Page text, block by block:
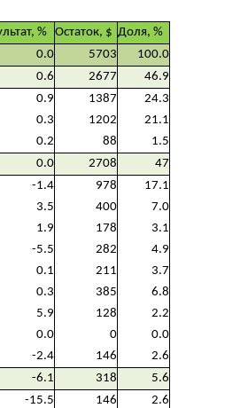
% Остаток, $ Доля, %
0.0 5703
100.0
0.6 2677
46.9
0.9 1387
24.3
0.3 1202
21.1
0.2 88
1.5
0.0 2708
47
-1.4 978
17.1
3.5 400
7.0
1.9 178
3.1
-5.5 282
4.9
0.1 211
3.7
0.3 385
6.8
5.9 128
2.2
0.0 0
0.0
-2.4 146
2.6
-6.1 318
5.6
-15.5 146
2.6